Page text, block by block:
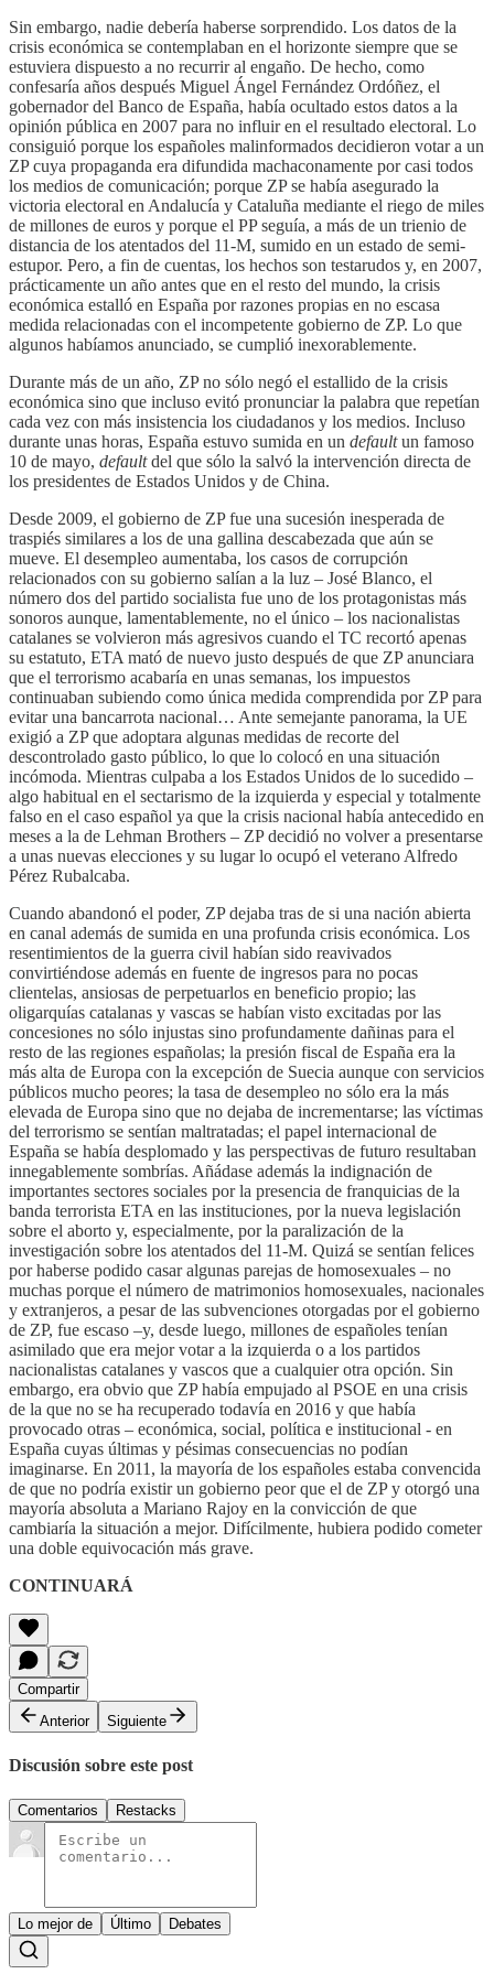
Sin embargo, nadie debería haberse sorprendido. Los datos de la
crisis económica se contemplaban en el horizonte siempre que se
estuviera dispuesto a no recurrir al engaño. De hecho, como
confesaría años después Miguel Ángel Fernández Ordóñez, el
gobernador del Banco de España, había ocultado estos datos a la
opinión pública en 2007 para no influir en el resultado electoral. Lo
consiguió porque los españoles malinformados decidieron votar a un
ZP cuya propaganda era difundida machaconamente por casi todos
los medios de comunicación; porque ZP se había asegurado la
victoria electoral en Andalucía y Cataluña mediante el riego de miles
de millones de euros y porque el PP seguía, a más de un trienio de
distancia de los atentados del 11-M, sumido en un estado de semi-
estupor. Pero, a fin de cuentas, los hechos son testarudos y, en 2007,
prácticamente un año antes que en el resto del mundo, la crisis
económica estalló en España por razones propias en no escasa
medida relacionadas con el incompetente gobierno de ZP. Lo que
algunos habíamos anunciado, se cumplió inexorablemente.
Durante más de un año, ZP no sólo negó el estallido de la crisis
económica sino que incluso evitó pronunciar la palabra que repetían
cada vez con más insistencia los ciudadanos y los medios. Incluso
durante unas horas, España estuvo sumida en un defaultun famoso
10 de mayo, defaultdel que sólo la salvó la intervención directa de
los presidentes de Estados Unidos y de China.
Desde 2009, el gobierno de ZP fue una sucesión inesperada de
traspiés similares a los de una gallina descabezada que aún se
mueve. El desempleo aumentaba, los casos de corrupción
relacionados con su gobierno salían a la luz – José Blanco, el
número dos del partido socialista fue uno de los protagonistas más
sonoros aunque, lamentablemente, no el único – los nacionalistas
catalanes se volvieron más agresivos cuando el TC recortó apenas
su estatuto, ETA mató de nuevo justo después de que ZP anunciara
que el terrorismo acabaría en unas semanas, los impuestos
continuaban subiendo como única medida comprendida por ZP para
evitar una bancarrota nacional… Ante semejante panorama, la UE
exigió a ZP que adoptara algunas medidas de recorte del
descontrolado gasto público, lo que lo colocó en una situación
incómoda. Mientras culpaba a los Estados Unidos de lo sucedido –
algo habitual en el sectarismo de la izquierda y especial y totalmente
falso en el caso español ya que la crisis nacional había antecedido en
meses a la de Lehman Brothers – ZP decidió no volver a presentarse
a unas nuevas elecciones y su lugar lo ocupó el veterano Alfredo
Pérez Rubalcaba.
Cuando abandonó el poder, ZP dejaba tras de si una nación abierta
en canal además de sumida en una profunda crisis económica. Los
resentimientos de la guerra civil habían sido reavivados
convirtiéndose además en fuente de ingresos para no pocas
clientelas, ansiosas de perpetuarlos en beneficio propio; las
oligarquías catalanas y vascas se habían visto excitadas por las
concesiones no sólo injustas sino profundamente dañinas para el
resto de las regiones españolas; la presión fiscal de España era la
más alta de Europa con la excepción de Suecia aunque con servicios
públicos mucho peores; la tasa de desempleo no sólo era la más
elevada de Europa sino que no dejaba de incrementarse; las víctimas
del terrorismo se sentían maltratadas; el papel internacional de
España se había desplomado y las perspectivas de futuro resultaban
innegablemente sombrías. Añádase además la indignación de
importantes sectores sociales por la presencia de franquicias de la
banda terrorista ETA en las instituciones, por la nueva legislación
sobre el aborto y, especialmente, por la paralización de la
investigación sobre los atentados del 11-M. Quizá se sentían felices
por haberse podido casar algunas parejas de homosexuales – no
muchas porque el número de matrimonios homosexuales, nacionales
y extranjeros, a pesar de las subvenciones otorgadas por el gobierno
de ZP, fue escaso –y, desde luego, millones de españoles tenían
asimilado que era mejor votar a la izquierda o a los partidos
nacionalistas catalanes y vascos que a cualquier otra opción. Sin
embargo, era obvio que ZP había empujado al PSOE en una crisis
de la que no se ha recuperado todavía en 2016 y que había
provocado otras – económica, social, política e institucional - en
España cuyas últimas y pésimas consecuencias no podían
imaginarse. En 2011, la mayoría de los españoles estaba convencida
de que no podría existir un gobierno peor que el de ZP y otorgó una
mayoría absoluta a Mariano Rajoy en la convicción de que
cambiaría la situación a mejor. Difícilmente, hubiera podido cometer
una doble equivocación más grave.
CONTINUARÁ
Compartir
Anterior
Siguiente
Discusión sobre este post
Comentarios Restacks
Lo mejor de Último Debates